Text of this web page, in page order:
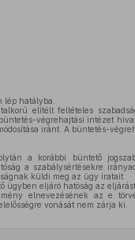
lép hatályba.
elítélt feltételes
végrehajtási intézet
iránt. A büntetés-
a korábbi büntető
a szabálysértésekre
küldi meg az ügy iratait.
ügyben eljáró hatóság az
elnevezésének az e
vonását nem zárja ki.